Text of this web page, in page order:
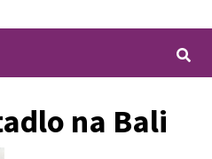
na Bali